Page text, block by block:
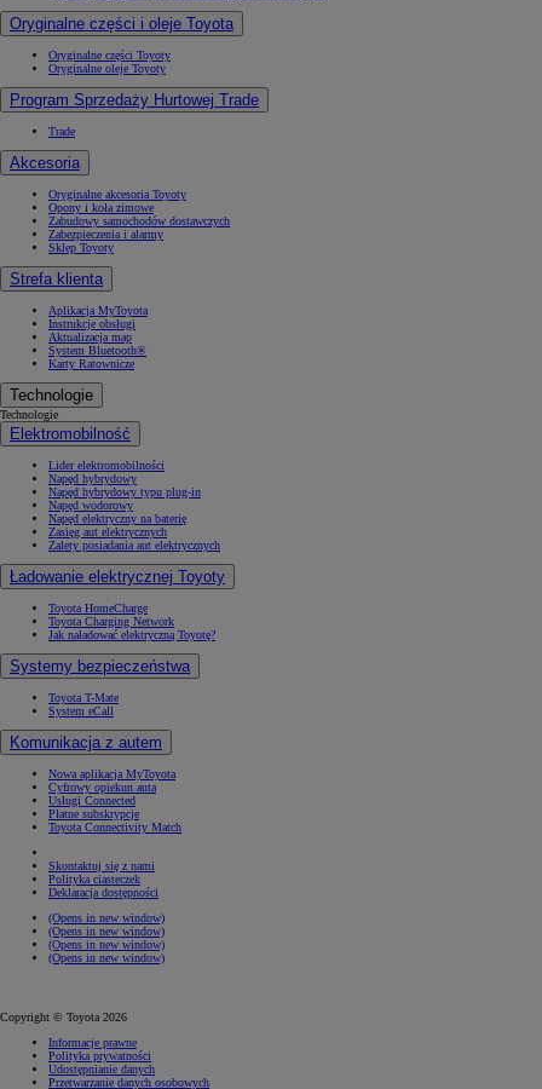
Oryginalne części i oleje Toyota
Oryginalne części Toyoty
Oryginalne oleje Toyoty
Program Sprzedaży Hurtowej Trade
Trade
Akcesoria
Oryginalne akcesoria Toyoty
Opony i koła zimowe
Zabudowy samochodów dostawczych
Zabezpieczenia i alarmy
Sklep Toyoty
Strefa klienta
Aplikacja MyToyota
Instrukcje obsługi
Aktualizacja map
System Bluetooth®
Karty Ratownicze
Technologie
Technologie
Elektromobilność
Lider elektromobilności
Napęd hybrydowy
Napęd hybrydowy typu plug-in
Napęd wodorowy
Napęd elektryczny na baterię
Zasięg aut elektrycznych
Zalety posiadania aut elektrycznych
Ładowanie elektrycznej Toyoty
Toyota HomeCharge
Toyota Charging Network
Jak naładować elektryczną Toyotę?
Systemy bezpieczeństwa
Toyota T-Mate
System eCall
Komunikacja z autem
Nowa aplikacja MyToyota
Cyfrowy opiekun auta
Usługi Connected
Płatne subskrypcje
Toyota Connectivity Match
Skontaktuj się z nami
Polityka ciasteczek
Deklaracja dostępności
(Opens in new window)
(Opens in new window)
(Opens in new window)
(Opens in new window)
Copyright © Toyota 2026
Informacje prawne
Polityka prywatności
Udostępnianie danych
Przetwarzanie danych osobowych